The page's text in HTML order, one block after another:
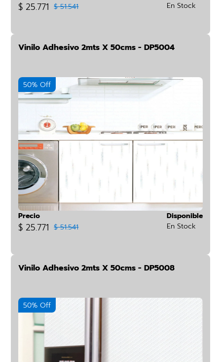
$ 25.771 $ 51.541
En Stock
Vinilo Adhesivo 2mts X 50cms - DP5004
50% Off
Precio
$ 25.771 $ 51.541
Disponible
En Stock
Vinilo Adhesivo 2mts X 50cms - DP5008
50% Off